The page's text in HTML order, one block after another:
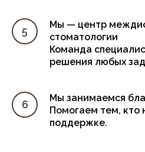
Мы — центр
стоматологии
Команда
решения любых
Мы занимаемся
Помогаем тем, кто
поддержке.